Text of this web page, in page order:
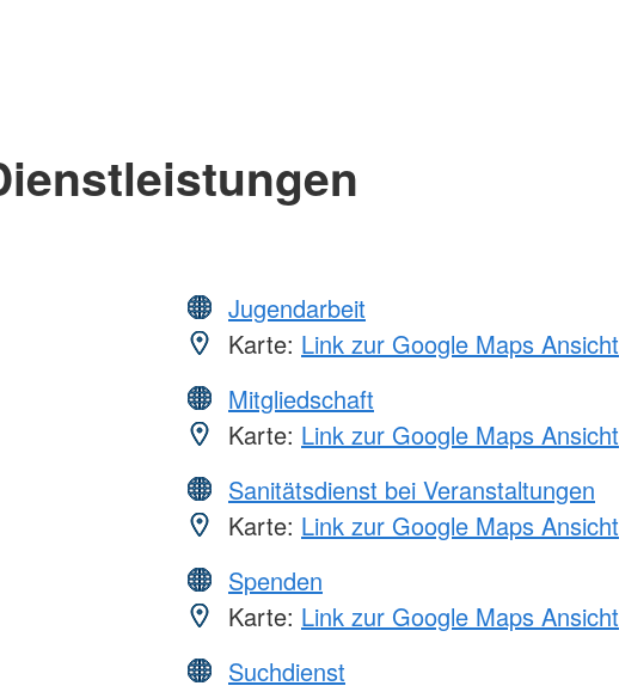
Jugendarbeit
Karte: Link zur Google Maps Ansicht
Mitgliedschaft
Karte: Link zur Google Maps Ansicht
Sanitätsdienst bei Veranstaltungen
Karte: Link zur Google Maps Ansicht
Spenden
Karte: Link zur Google Maps Ansicht
Suchdienst